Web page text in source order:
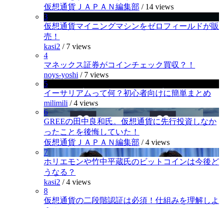
仮想通貨ＪＡＰＡＮ編集部 / 14 views
3
仮想通貨マイニングマシンをゼロフィールドが販
売！
kasi2 / 7 views
4
マネックス証券がコインチェック買収？！
noys-yoshi / 7 views
5
イーサリアムって何？初心者向けに簡単まとめ
milimili /4 views
6
GREEの田中良和氏。仮想通貨に先行投資しなか
ったことを後悔していた！
仮想通貨ＪＡＰＡＮ編集部 /4 views
7
ホリエモンや竹中平蔵氏のビットコインは今後ど
うなる？
kasi2 /4 views
8
仮想通貨の二段階認証は必須！仕組みを理解しよ